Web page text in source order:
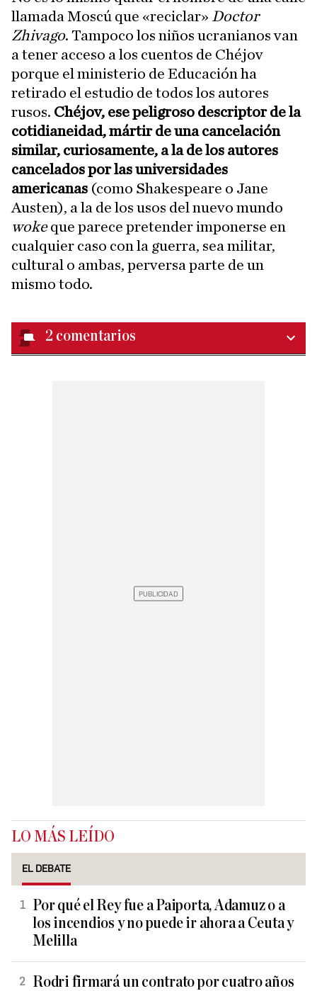
llamada Moscú que «reciclar» Doctor
Zhivago. Tampoco los niños ucranianos van
a tener acceso a los cuentos de Chéjov
porque el ministerio de Educación ha
retirado el estudio de todos los autores
rusos. Chéjov, ese peligroso descriptor de la
cotidianeidad, mártir de una cancelación
similar, curiosamente, a la de los autores
cancelados por las universidades
americanas (como Shakespeare o Jane
Austen), a la de los usos del nuevo mundo
wokeque parece pretender imponerse en
cualquier caso con la guerra, sea militar,
cultural o ambas, perversa parte de un
mismo todo.
2 comentarios
LO MÁS LEÍDO
EL DEBATE
Por qué el Rey fue a Paiporta, Adamuz o a
los incendios y no puede ir ahora a Ceuta y
Melilla
Rodri firmará un contrato por cuatro años